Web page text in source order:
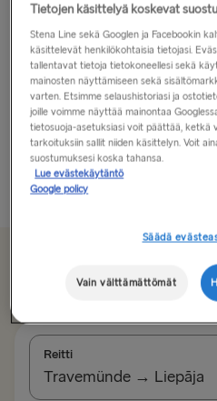
Latvian länsirannikolla Itämeren
Liepāja on maan kolmanneksi
tunnettu monesta eri syystä.
toinen sen aikaisemmin
satama, joka on nykyään vilkas
Lue lisää
, menomatkasta autolle,
Reitti
Travemünde → Liepāja
Tietojen käsittelyä koskevat
Stena Line sekä Googlen ja Facebookin
käsittelevät henkilökohtaisia tietojasi.
tallentavat tietoja tietokoneellesi sekä
mainosten näyttämiseen sekä
varten. Etsimme selaushistoriasi ja
joille voimme näyttää mainontaa
tietosuoja-asetuksiasi voit päättää, ketkä
tarkoituksiin sallit niiden käsittelyn. Voit
suostumuksesi koska tahansa.
Lue evästekäytäntö
Google policy
Säädä
Vain välttämättömät